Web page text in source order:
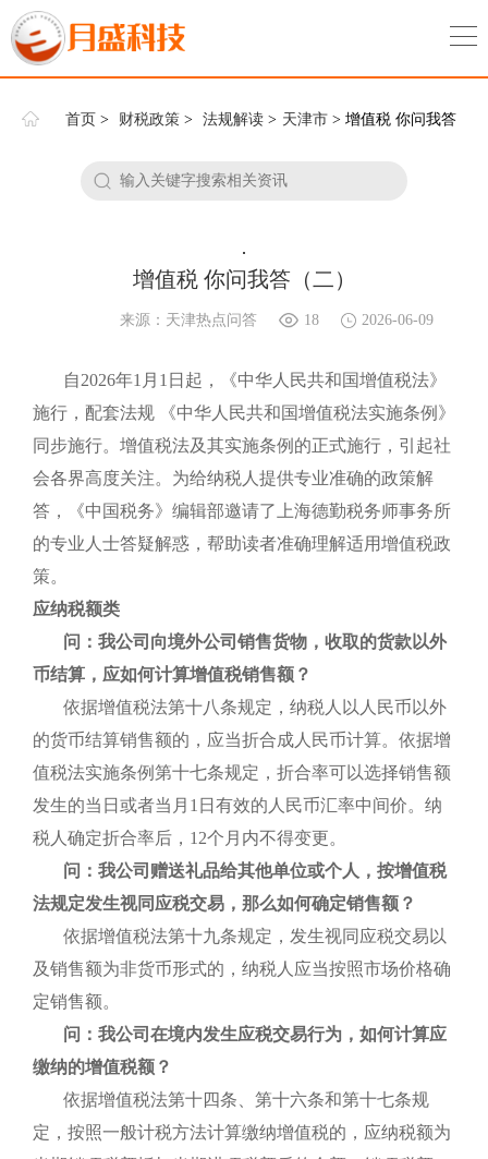
首页 > 财税政策 > 法规解读 > 天津市 > 增值税 你问我答
.
增值税 你问我答（二）
2026-06-09
18
来源：天津热点问答
自2026年1月1日起，《中华人民共和国增值税法》
施行，配套法规 《中华人民共和国增值税法实施条例》
同步施行。增值税法及其实施条例的正式施行，引起社
会各界高度关注。为给纳税人提供专业准确的政策解
答，《中国税务》编辑部邀请了上海德勤税务师事务所
的专业人士答疑解惑，帮助读者准确理解适用增值税政
策。
应纳税额类
问：我公司向境外公司销售货物，收取的货款以外
币结算，应如何计算增值税销售额？
依据增值税法第十八条规定，纳税人以人民币以外
的货币结算销售额的，应当折合成人民币计算。依据增
值税法实施条例第十七条规定，折合率可以选择销售额
发生的当日或者当月1日有效的人民币汇率中间价。纳
税人确定折合率后，12个月内不得变更。
问：我公司赠送礼品给其他单位或个人，按增值税
法规定发生视同应税交易，那么如何确定销售额？
依据增值税法第十九条规定，发生视同应税交易以
及销售额为非货币形式的，纳税人应当按照市场价格确
定销售额。
问：我公司在境内发生应税交易行为，如何计算应
缴纳的增值税额？
依据增值税法第十四条、第十六条和第十七条规
定，按照一般计税方法计算缴纳增值税的，应纳税额为